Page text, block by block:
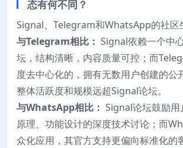
态有何不同？
Signal、Telegram和WhatsApp的社区
与Telegram相比： Signal依赖一个中
坛，结构清晰，内容质量可控；而
度去中心化的，拥有无数用户创建的公
整体活跃度和规模远超Signal论坛。
与WhatsApp相比： Signal论坛鼓励
原理、功能设计的深度技术讨论；而
众化应用，其官方支持更偏向标准化的